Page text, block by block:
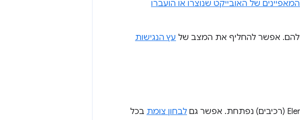
המאפיינים של האובייקט שנוצרו או הועברו
עץ הנגישות
לבחון צומת בכל